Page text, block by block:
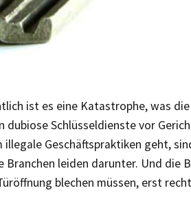
ist es eine Katastrophe, was
dubiose Schlüsseldienste vor
illegale Geschäftspraktiken geht,
Branchen leiden darunter. Und die
blechen müssen, erst